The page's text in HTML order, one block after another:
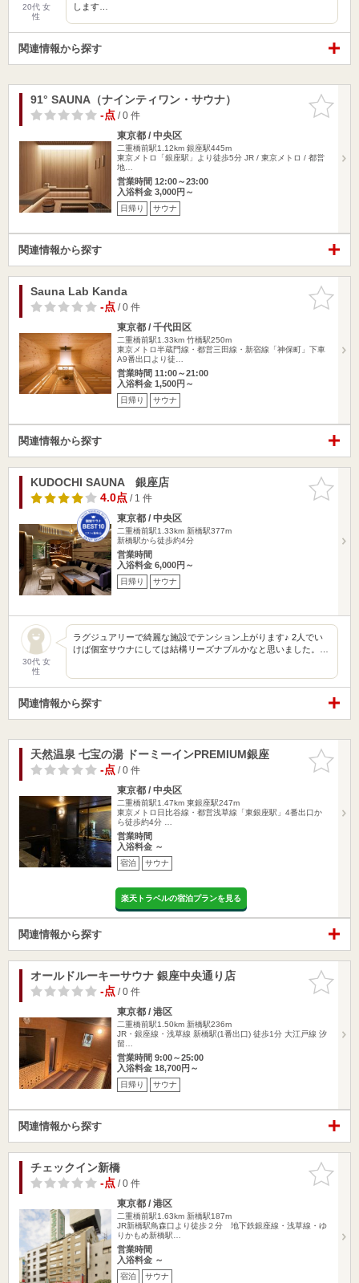
20代 女
性
します…
関連情報から探す
お気に入
りに追加
91° SAUNA（ナインティワン・サウナ）
-点/ 0 件
東京都 / 中央区
二重橋前駅1.12km 銀座駅445m
東京メトロ「銀座駅」より徒歩5分 JR / 東京メトロ / 都営
地…
営業時間 12:00～23:00
入浴料金 3,000円～
日帰り サウナ
関連情報から探す
お気に入
りに追加
Sauna Lab Kanda
-点/ 0 件
東京都 / 千代田区
二重橋前駅1.33km 竹橋駅250m
東京メトロ半蔵門線・都営三田線・新宿線「神保町」下車
A9番出口より徒…
営業時間 11:00～21:00
入浴料金 1,500円～
日帰り サウナ
関連情報から探す
お気に入
りに追加
KUDOCHI SAUNA 銀座店
4.0点/ 1 件
東京都 / 中央区
二重橋前駅1.33km 新橋駅377m
新橋駅から徒歩約4分
営業時間
入浴料金 6,000円～
日帰り サウナ
30代 女
性
ラグジュアリーで綺麗な施設でテンション上がります♪ 2人でい
けば個室サウナにしては結構リーズナブルかなと思いました。…
関連情報から探す
お気に入
りに追加
天然温泉 七宝の湯 ドーミーインPREMIUM銀座
-点/ 0 件
東京都 / 中央区
二重橋前駅1.47km 東銀座駅247m
東京メトロ日比谷線・都営浅草線「東銀座駅」4番出口か
ら徒歩約4分 …
営業時間
入浴料金 ～
宿泊 サウナ
楽天トラベルの宿泊プランを見る
関連情報から探す
お気に入
りに追加
オールドルーキーサウナ 銀座中央通り店
-点/ 0 件
東京都 / 港区
二重橋前駅1.50km 新橋駅236m
JR・銀座線・浅草線 新橋駅(1番出口) 徒歩1分 大江戸線 汐
留…
営業時間 9:00～25:00
入浴料金 18,700円～
日帰り サウナ
関連情報から探す
お気に入
りに追加
チェックイン新橋
-点/ 0 件
東京都 / 港区
二重橋前駅1.63km 新橋駅187m
JR新橋駅鳥森口より徒歩２分 地下鉄銀座線・浅草線・ゆ
りかもめ新橋駅…
営業時間
入浴料金 ～
宿泊 サウナ